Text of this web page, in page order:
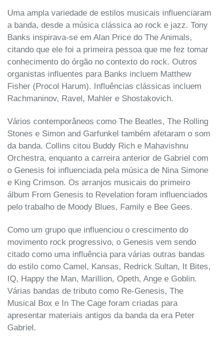
Uma ampla variedade de estilos musicais influenciaram
a banda, desde a música clássica ao rock e jazz. Tony
Banks inspirava-se em Alan Price do The Animals,
citando que ele foi a primeira pessoa que me fez tomar
conhecimento do órgão no contexto do rock. Outros
organistas influentes para Banks incluem Matthew
Fisher (Procol Harum). Influências clássicas incluem
Rachmaninov, Ravel, Mahler e Shostakovich.
Vários contemporâneos como The Beatles, The Rolling
Stones e Simon and Garfunkel também afetaram o som
da banda. Collins citou Buddy Rich e Mahavishnu
Orchestra, enquanto a carreira anterior de Gabriel com
o Genesis foi influenciada pela música de Nina Simone
e King Crimson. Os arranjos musicais do primeiro
álbum From Genesis to Revelation foram influenciados
pelo trabalho de Moody Blues, Family e Bee Gees.
Como um grupo que influenciou o crescimento do
movimento rock progressivo, o Genesis vem sendo
citado como uma influência para várias outras bandas
do estilo como Camel, Kansas, Redrick Sultan, It Bites,
IQ, Happy the Man, Marillion, Opeth, Ange e Goblin.
Várias bandas de tributo como Re-Genesis, The
Musical Box e In The Cage foram criadas para
apresentar materiais antigos da banda da era Peter
Gabriel.